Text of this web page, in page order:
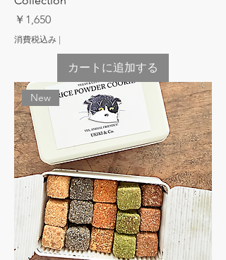
価格
￥1,650
消費税込み |
カートに追加する
New